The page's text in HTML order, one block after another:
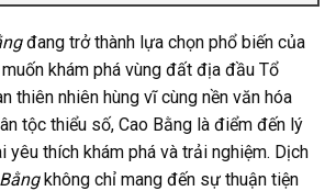
đang trở thành lựa chọn phổ biến của
khám phá vùng đất địa đầu Tổ
thiên nhiên hùng vĩ cùng nền văn hóa
tộc thiểu số, Cao Bằng là điểm đến lý
yêu thích khám phá và trải nghiệm. Dịch
không chỉ mang đến sự thuận tiện